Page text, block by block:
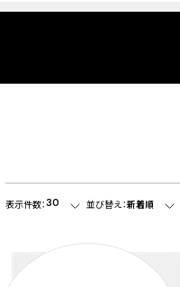
表示件数：30 並び替え：新着順